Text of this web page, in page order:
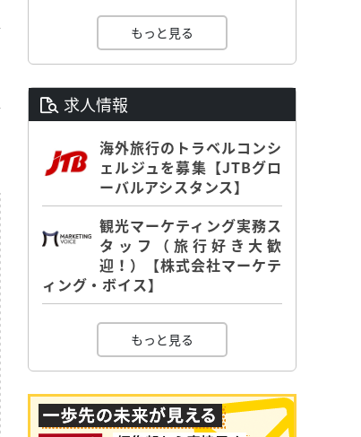
もっと見る
求人情報
海外旅行のトラベルコンシ
ェルジュを募集【JTBグロ
ーバルアシスタンス】
観光マーケティング実務ス
タッフ（旅行好き大歓
迎！）【株式会社マーケテ
ィング・ボイス】
もっと見る